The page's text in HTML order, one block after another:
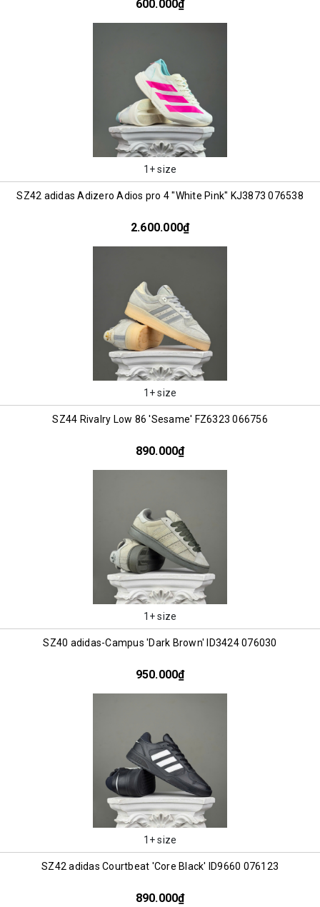
600.000₫
1+ size
SZ42 adidas Adizero Adios pro 4 "White Pink" KJ3873 076538
2.600.000₫
1+ size
SZ44 Rivalry Low 86 'Sesame' FZ6323 066756
890.000₫
1+ size
SZ40 adidas-Campus 'Dark Brown' ID3424 076030
950.000₫
1+ size
SZ42 adidas Courtbeat 'Core Black' ID9660 076123
890.000₫